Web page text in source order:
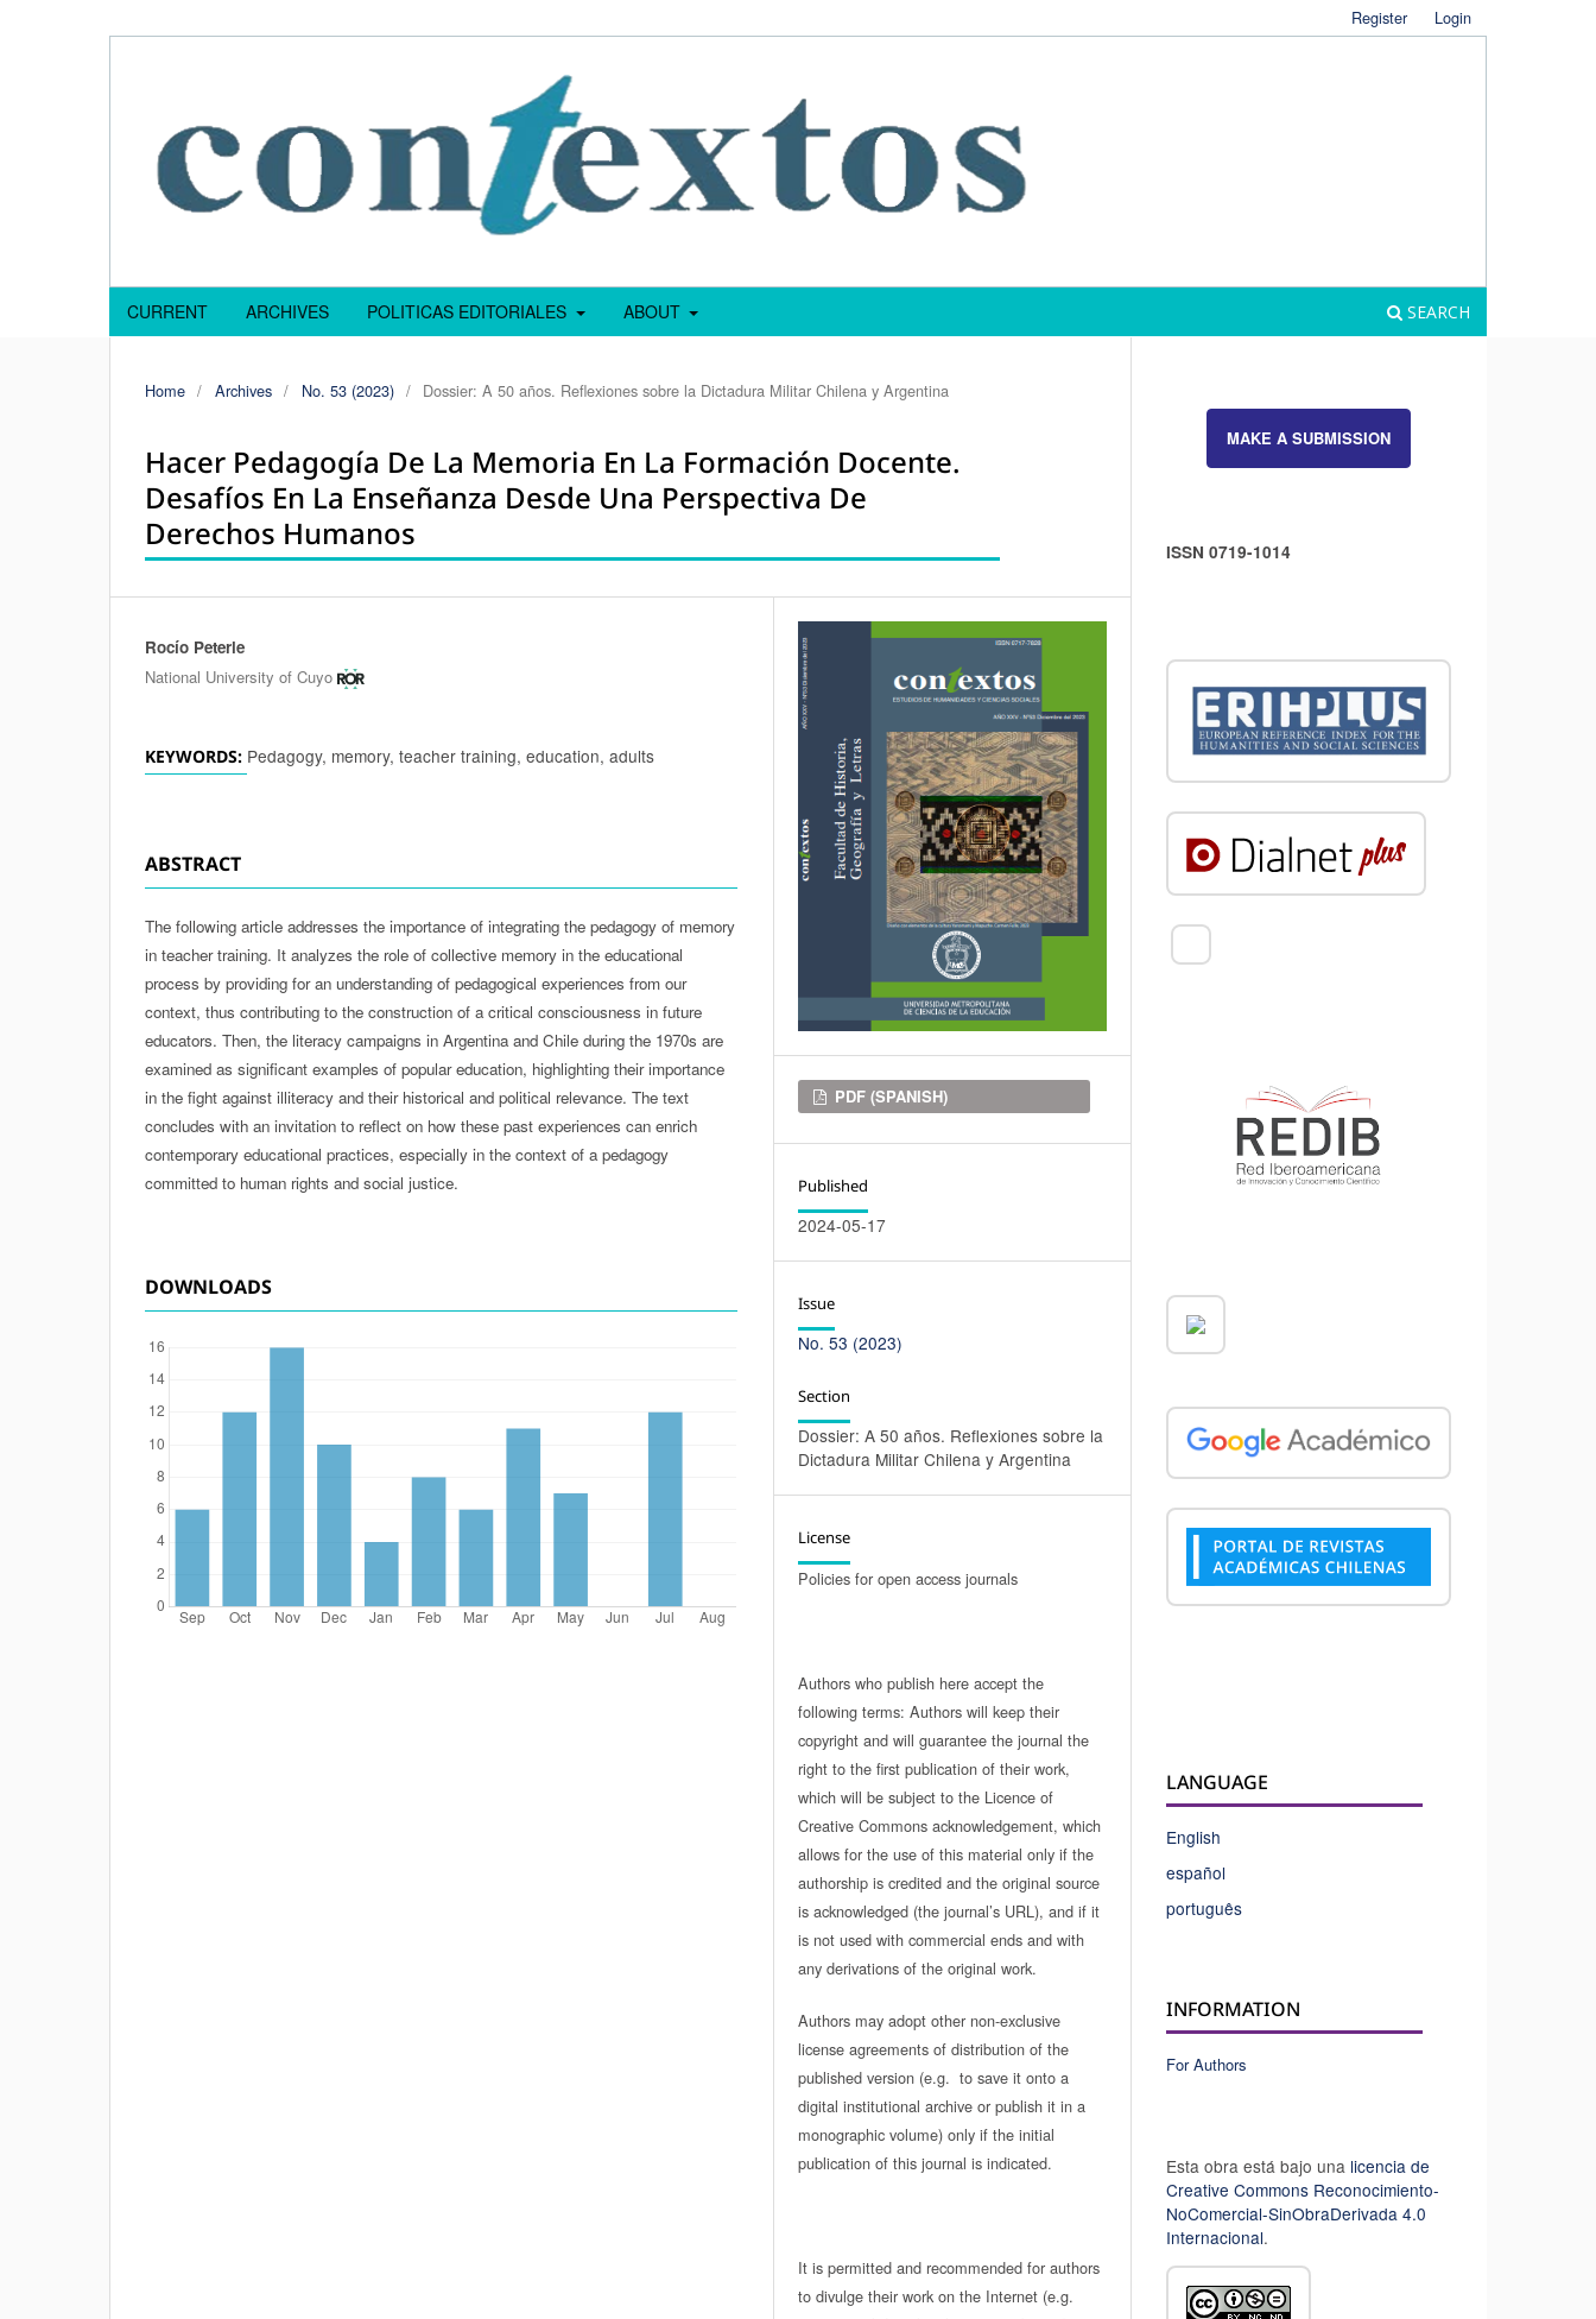
CURRENT ARCHIVES POLITICAS EDITORIALES ABOUT SEARCH
Register Login
Home / Archives / No. 53 (2023) / Dossier: A 50 años. Reflexiones sobre la Dictadura Militar Chilena y Argentina
Hacer Pedagogía De La Memoria En La Formación Docente.
Desafíos En La Enseñanza Desde Una Perspectiva De
Derechos Humanos
Authors
Rocío Peterle
National University of Cuyo
KEYWORDS: Pedagogy, memory, teacher training, education, adults
ABSTRACT
The following article addresses the importance of integrating the pedagogy of memory
in teacher training. It analyzes the role of collective memory in the educational
process by providing for an understanding of pedagogical experiences from our
context, thus contributing to the construction of a critical consciousness in future
educators. Then, the literacy campaigns in Argentina and Chile during the 1970s are
examined as significant examples of popular education, highlighting their importance
in the fight against illiteracy and their historical and political relevance. The text
concludes with an invitation to reflect on how these past experiences can enrich
contemporary educational practices, especially in the context of a pedagogy
committed to human rights and social justice.
DOWNLOADS
Downloads
PDF (SPANISH)
Published
2024-05-17
Issue
No. 53 (2023)
Section
Dossier: A 50 años. Reflexiones sobre la
Dictadura Militar Chilena y Argentina
License
Policies for open access journals
Authors who publish here accept the
following terms: Authors will keep their
copyright and will guarantee the journal the
right to the first publication of their work,
which will be subject to the Licence of
Creative Commons acknowledgement, which
allows for the use of this material only if the
authorship is credited and the original source
is acknowledged (the journal’s URL), and if it
is not used with commercial ends and with
any derivations of the original work.
Authors may adopt other non-exclusive
license agreements of distribution of the
published version (e.g. to save it onto a
digital institutional archive or publish it in a
monographic volume) only if the initial
publication of this journal is indicated.
It is permitted and recommended for authors
to divulge their work on the Internet (e.g.
MAKE A SUBMISSION
ISSN 0719-1014
LANGUAGE
English
español
português
INFORMATION
For Authors
Esta obra está bajo una licencia de
Creative Commons Reconocimiento-
NoComercial-SinObraDerivada 4.0
Internacional.